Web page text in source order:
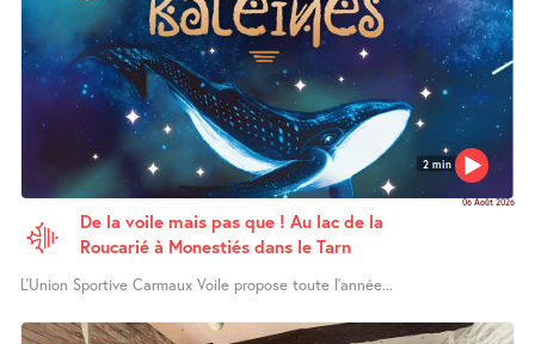
2 min
06 Août 2026
De la voile mais pas que ! Au lac de la
Roucarié à Monestiés dans le Tarn
L’Union Sportive Carmaux Voile propose toute l’année...